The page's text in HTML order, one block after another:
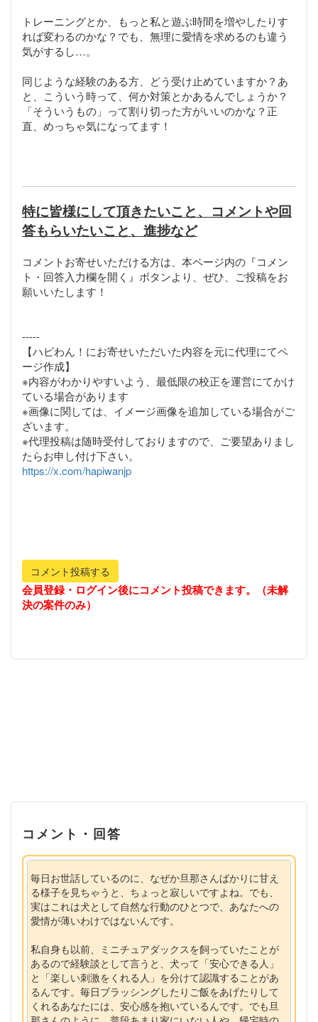
トレーニングとか、もっと私と遊ぶ時間を増やしたりす
れば変わるのかな？でも、無理に愛情を求めるのも違う
気がするし…。
同じような経験のある方、どう受け止めていますか？あ
と、こういう時って、何か対策とかあるんでしょうか？
「そういうもの」って割り切った方がいいのかな？正
直、めっちゃ気になってます！
特に皆様にして頂きたいこと、コメントや回
答もらいたいこと、進捗など
コメントお寄せいただける方は、本ページ内の『コメン
ト・回答入力欄を開く』ボタンより、ぜひ、ご投稿をお
願いいたします！
-----
【ハピわん！にお寄せいただいた内容を元に代理にてペ
ージ作成】
※内容がわかりやすいよう、最低限の校正を運営にてかけ
ている場合があります
※画像に関しては、イメージ画像を追加している場合がご
ざいます。
※代理投稿は随時受付しておりますので、ご要望ありまし
https://x.com/hapiwanjp
コメント投稿する
会員登録・ログイン後にコメント投稿できます。（未解
決の案件のみ）
コメント・回答
毎日お世話しているのに、なぜか旦那さんばかりに甘え
る様子を見ちゃうと、ちょっと寂しいですよね。でも、
実はこれは犬として自然な行動のひとつで、あなたへの
愛情が薄いわけではないんです。
私自身も以前、ミニチュアダックスを飼っていたことが
あるので経験談として言うと、犬って「安心できる人」
と「楽しい刺激をくれる人」を分けて認識することがあ
るんです。毎日ブラッシングしたりご飯をあげたりして
くれるあなたには、安心感を抱いているんです。でも旦